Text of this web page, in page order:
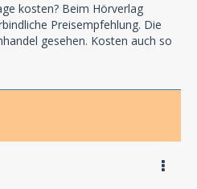
kosten? Beim Hörverlag
Preisempfehlung. Die
gesehen. Kosten auch so